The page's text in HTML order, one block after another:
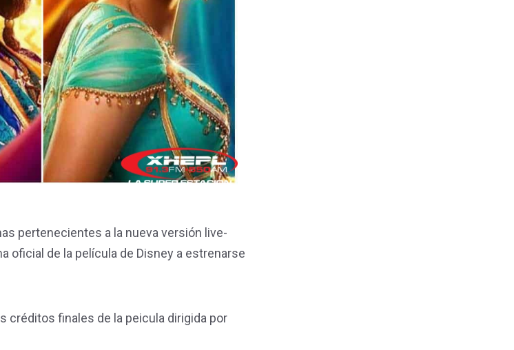
pertenecientes a la nueva versión live-
oficial de la película de Disney a estrenarse
créditos finales de la peicula dirigida por